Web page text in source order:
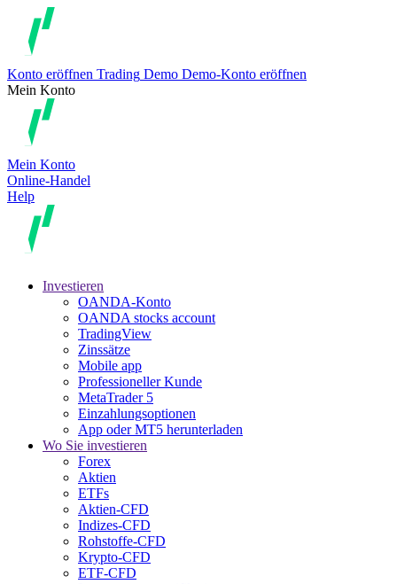
Konto eröffnen Trading Demo Demo-Konto eröffnen
Mein Konto
Mein Konto
Online-Handel
Help
Investieren
OANDA-Konto
OANDA stocks account
TradingView
Zinssätze
Mobile app
Professioneller Kunde
MetaTrader 5
Einzahlungsoptionen
App oder MT5 herunterladen
Wo Sie investieren
Forex
Aktien
ETFs
Aktien-CFD
Indizes-CFD
Rohstoffe-CFD
Krypto-CFD
ETF-CFD